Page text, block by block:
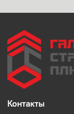
Контакты